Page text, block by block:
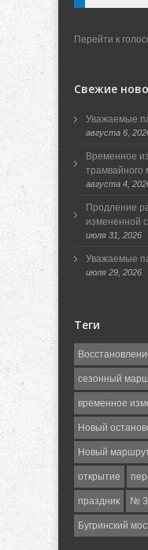
Перейти к
Свежие
Уважаемые
августа 6,
Временное
августа 4,
Продление
измененной
июля 31, 2026
Уважаемые
июля 29, 2026
Теги
сезонный
временное
Новый
Новый
открытие
праздник №
Бугринский